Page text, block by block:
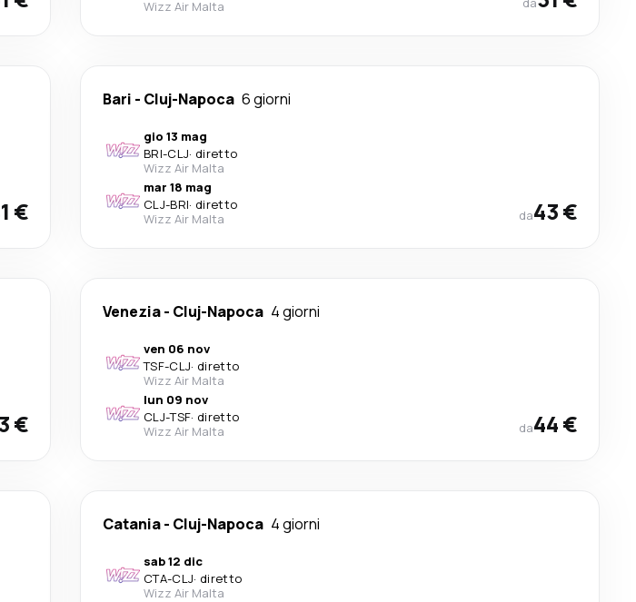
Wizz Air Malta
€
Bari - Cluj-Napoca 6 giorni
gio 13 mag
BRI-CLJ· diretto
Wizz Air Malta
mar 18 mag
CLJ-BRI· diretto
Wizz Air Malta
da43 €
€
Venezia- Cluj-Napoca 4 giorni
ven 06 nov
TSF-CLJ· diretto
Wizz Air Malta
lun 09 nov
CLJ-TSF· diretto
Wizz Air Malta
da44 €
Catania- Cluj-Napoca 4 giorni
sab 12 dic
CTA-CLJ· diretto
Wizz Air Malta